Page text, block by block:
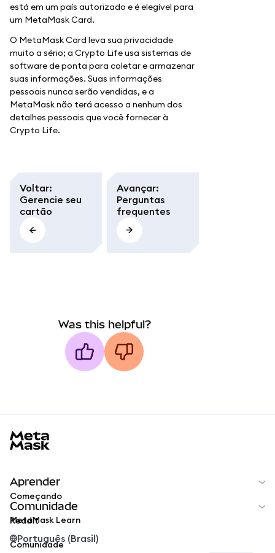
está em um país autorizado e é elegível para
um MetaMask Card.
O MetaMask Card leva sua privacidade
muito a sério; a Crypto Life usa sistemas de
software de ponta para coletar e armazenar
suas informações. Suas informações
pessoais nunca serão vendidas, e a
MetaMask não terá acesso a nenhum dos
detalhes pessoais que você fornecer à
Crypto Life.
Voltar:
Gerencie seu
cartão
Avançar:
Perguntas
frequentes
Was this helpful?
Aprender
Começando
MetaMask Learn
Comunidade
Reddit
Comunidade
Português (Brasil)